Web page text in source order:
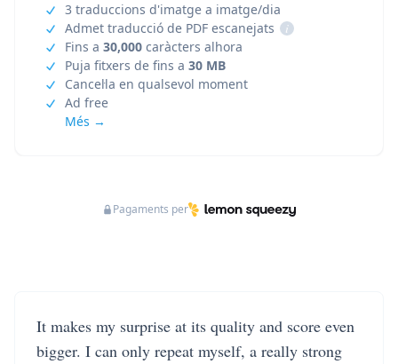
3 traduccions d'imatge a imatge/dia
Admet traducció de PDF escanejats
i
Fins a 30,000 caràcters alhora
Puja fitxers de fins a 30 MB
Cancel·la en qualsevol moment
Ad free
Més →
Pagaments per
It makes my surprise at its quality and score even
bigger. I can only repeat myself, a really strong